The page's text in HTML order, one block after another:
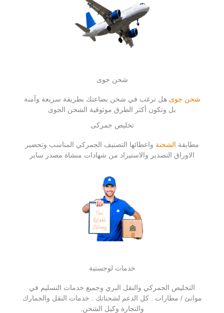
شحن جوى
شحن جوى هل ترغب في شحن بضاعتك بطريقة سريعة وآمنة
بل وتكون أكثر الطرق موثوقية الشحن الجوى
تخليص جمركى
مطابقة الشحنة واعطائها التصنيف الجمركي المناسب وتحضير
الاوراق التصدير والاستيراد من شهادات منشاة مصدر سابر
خدمات لوجستية
التخليص الجمركي والنقل البري وجميع خدمات التسليم في
موانئ / مطارات . كل الدعم لشحناتك . خدمات النقل والجمارك
والتجارة وكيل الشحن.